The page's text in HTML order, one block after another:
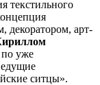
текстильного
декоратором, арт-
уже
ситцы».